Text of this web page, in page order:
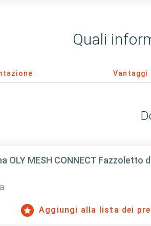
Quali
Vantaggi
OLY MESH CONNECT
Aggiungi alla lista dei